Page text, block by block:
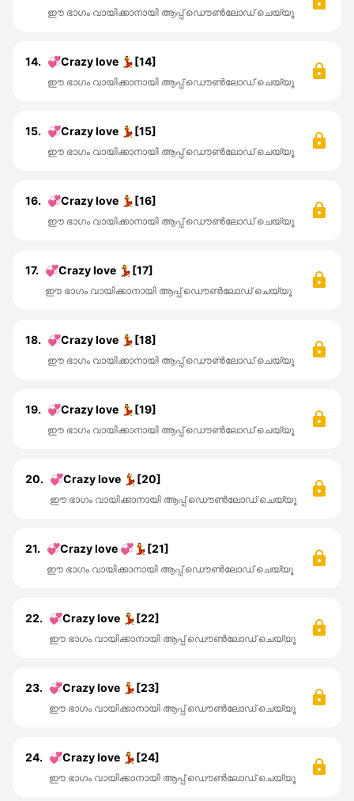
ഈ ഭാഗം വായിക്കാനായി ആപ്പ് ഡൌൺലോഡ് ചെയ്യൂ
14. 💞Crazy love 💃[14]
ഈ ഭാഗം വായിക്കാനായി ആപ്പ് ഡൌൺലോഡ് ചെയ്യൂ
15. 💞Crazy love 💃[15]
ഈ ഭാഗം വായിക്കാനായി ആപ്പ് ഡൌൺലോഡ് ചെയ്യൂ
16. 💞Crazy love 💃[16]
ഈ ഭാഗം വായിക്കാനായി ആപ്പ് ഡൌൺലോഡ് ചെയ്യൂ
17. 💞Crazy love 💃[17]
ഈ ഭാഗം വായിക്കാനായി ആപ്പ് ഡൌൺലോഡ് ചെയ്യൂ
18. 💞Crazy love 💃[18]
ഈ ഭാഗം വായിക്കാനായി ആപ്പ് ഡൌൺലോഡ് ചെയ്യൂ
19. 💞Crazy love 💃[19]
ഈ ഭാഗം വായിക്കാനായി ആപ്പ് ഡൌൺലോഡ് ചെയ്യൂ
20. 💞Crazy love 💃[20]
ഈ ഭാഗം വായിക്കാനായി ആപ്പ് ഡൌൺലോഡ് ചെയ്യൂ
21. 💞Crazy love 💞💃[21]
ഈ ഭാഗം വായിക്കാനായി ആപ്പ് ഡൌൺലോഡ് ചെയ്യൂ
22. 💞Crazy love 💃[22]
ഈ ഭാഗം വായിക്കാനായി ആപ്പ് ഡൌൺലോഡ് ചെയ്യൂ
23. 💞Crazy love 💃[23]
ഈ ഭാഗം വായിക്കാനായി ആപ്പ് ഡൌൺലോഡ് ചെയ്യൂ
24. 💞Crazy love 💃[24]
ഈ ഭാഗം വായിക്കാനായി ആപ്പ് ഡൌൺലോഡ് ചെയ്യൂ